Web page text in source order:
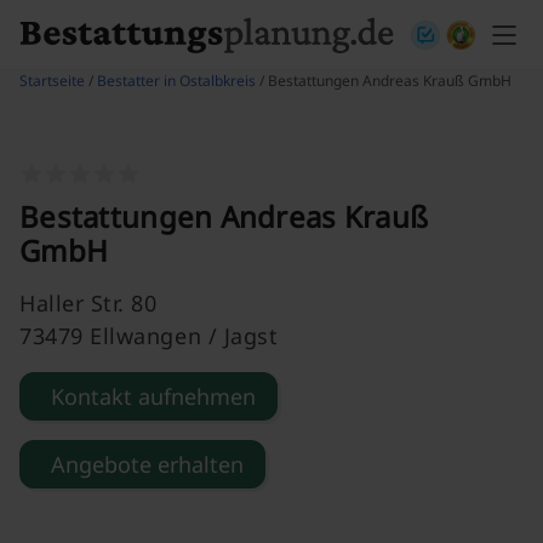
Startseite / Bestatter in Ostalbkreis / Bestattungen Andreas Krauß GmbH
Bestattungen Andreas Krauß
GmbH
Haller Str. 80
73479 Ellwangen / Jagst
Kontakt aufnehmen
Angebote erhalten